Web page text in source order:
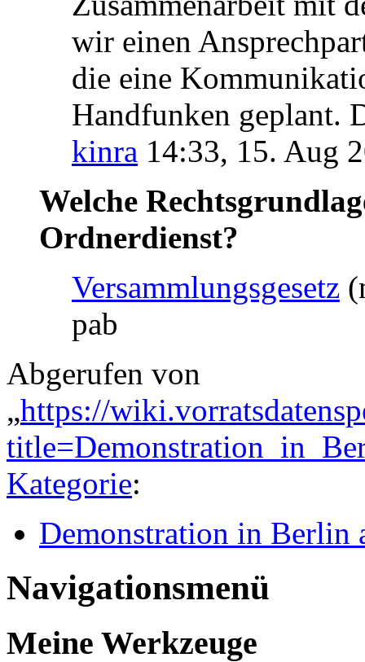
wir einen
die eine
Handfunken geplant.
kinra 14:33, 15. Aug
Welche
Ordnerdienst?
Versammlungsgesetz
pab
Abgerufen von
„https://
Kategorie:
Demonstration in Berlin
Navigationsmenü
Meine Werkzeuge